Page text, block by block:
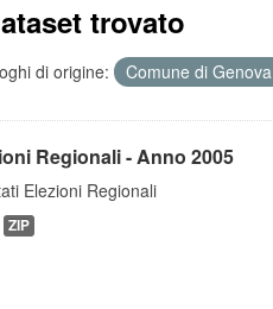
trovato
di origine: Comune di Genova
Regionali - Anno 2005
Elezioni Regionali
ZIP